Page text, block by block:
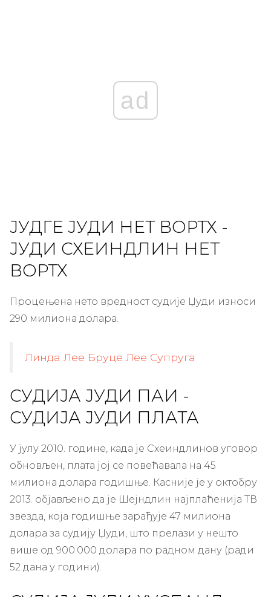
ad
ЈУДГЕ ЈУДИ НЕТ ВОРТХ -
ЈУДИ СХЕИНДЛИН НЕТ
ВОРТХ
Процењена нето вредност судије Џуди износи
290 милиона долара.
Линда Лее Бруце Лее Супруга
СУДИЈА ЈУДИ ПАИ -
СУДИЈА ЈУДИ ПЛАТА
У јулу 2010. године, када је Схеиндлинов уговор
обновљен, плата јој се повећавала на 45
милиона долара годишње. Касније је у октобру
2013. објављено да је Шејндлин најплаћенија ТВ
звезда, која годишње зарађује 47 милиона
долара за судију Џуди, што прелази у нешто
више од 900.000 долара по радном дану (ради
52 дана у години).